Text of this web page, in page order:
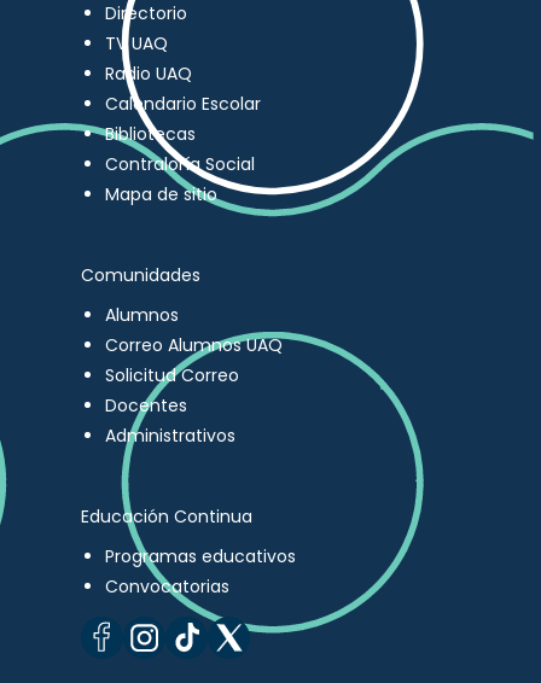
Directorio
TV UAQ
Radio UAQ
Calendario Escolar
Bibliotecas
Contraloría Social
Mapa de sitio
Comunidades
Alumnos
Correo Alumnos UAQ
Solicitud Correo
Docentes
Administrativos
Educación Continua
Programas educativos
Convocatorias